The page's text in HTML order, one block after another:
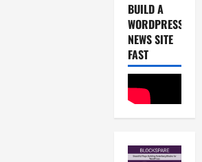
BUILD A
WORDPRESS
NEWS SITE
FAST